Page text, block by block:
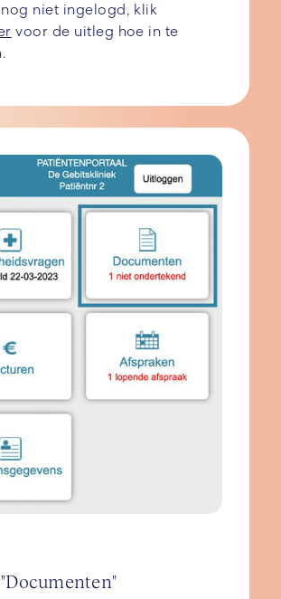
nog niet ingelogd, klik
voor de uitleg hoe in te